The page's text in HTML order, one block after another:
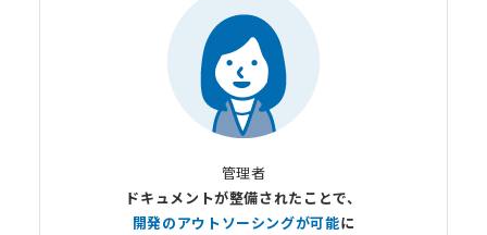
管理者
ドキュメントが整備されたことで、
開発のアウトソーシングが可能に